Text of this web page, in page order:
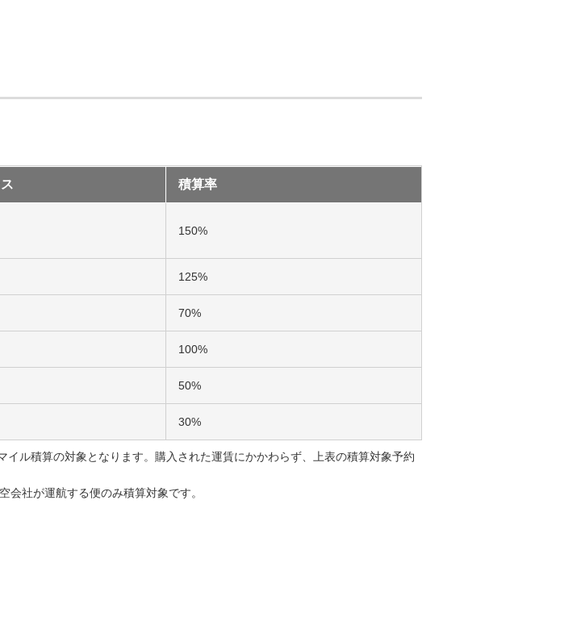
積算率
150%
125%
70%
100%
50%
30%
イル積算の対象となります。購入された運賃にかかわらず、上表の積算対象予約
会社が運航する便のみ積算対象です。